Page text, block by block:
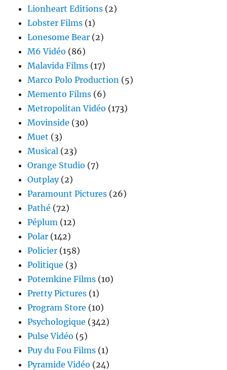
Lionheart Editions (2)
Lobster Films (1)
Lonesome Bear (2)
M6 Vidéo (86)
Malavida Films (17)
Marco Polo Production (5)
Memento Films (6)
Metropolitan Vidéo (173)
Movinside (30)
Muet (3)
Musical (23)
Orange Studio (7)
Outplay(2)
Paramount Pictures (26)
Pathé (72)
Péplum (12)
Polar (142)
Policier (158)
Politique (3)
Potemkine Films (10)
Pretty Pictures (1)
Program Store (10)
Psychologique (342)
Pulse Vidéo (5)
Puy du Fou Films (1)
Pyramide Vidéo (24)